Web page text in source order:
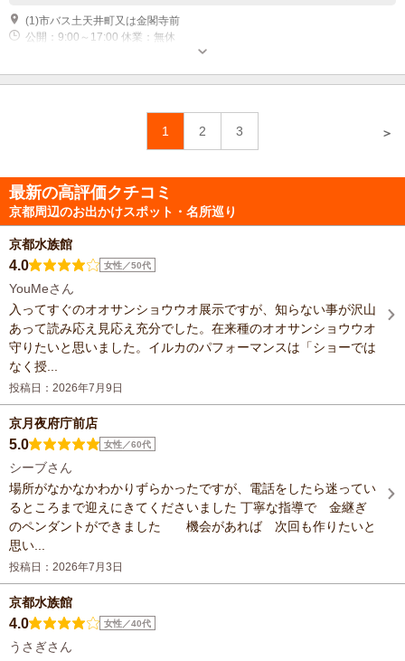
(1)市バス土天井町又は金閣寺前
公開：9:00～17:00 休業：無休
1 2 3 ＞
最新の高評価クチコミ
京都周辺のお出かけスポット・名所巡り
京都水族館
4.0 女性／50代
YouMeさん
入ってすぐのオオサンショウウオ展示ですが、知らない事が沢山
あって読み応え見応え充分でした。在来種のオオサンショウウオ
守りたいと思いました。イルカのパフォーマンスは「ショーでは
なく授...
投稿日：2026年7月9日
京月夜府庁前店
5.0 女性／60代
シーブさん
場所がなかなかわかりずらかったですが、電話をしたら迷ってい
るところまで迎えにきてくださいました 丁寧な指導で 金継ぎ
のペンダントができました 機会があれば 次回も作りたいと
思い...
投稿日：2026年7月3日
京都水族館
4.0 女性／40代
うさぎさん